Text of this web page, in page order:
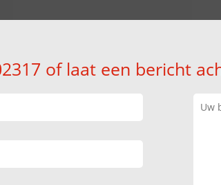
of laat een bericht